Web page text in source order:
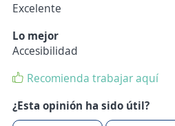
Excelente
Lo mejor
Accesibilidad
Recomienda trabajar aquí
¿Esta opinión ha sido útil?